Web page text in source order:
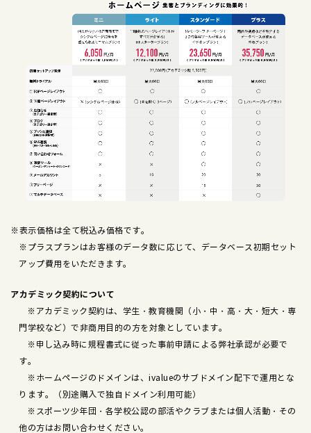
※表示価格は全て税込み価格です。
※プラスプランはお客様のデータ数に応じて、データベース初期セット
アップ費用をいただきます。
アカデミック契約について
※アカデミック契約は、学生・教育機関（小・中・高・大・短大・専
門学校など）で非商用目的の方を対象としています。
※申し込み時に規程書式に従った事前申請による弊社承認が必要で
す。
※ホームページのドメインは、ivalueのサブドメイン配下で運用とな
ります。（別途購入で独自ドメイン利用可能）
※スポーツ少年団・各学校公認の部活やクラブまたは個人活動・その
他の方はお問い合わせください。